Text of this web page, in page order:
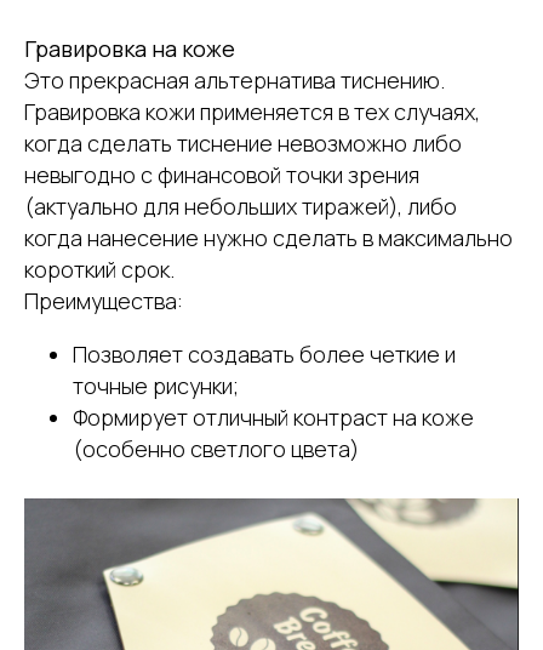
Гравировка на коже
Это прекрасная альтернатива тиснению.
Гравировка кожи применяется в тех случаях,
когда сделать тиснение невозможно либо
невыгодно с финансовой точки зрения
(актуально для небольших тиражей), либо
когда нанесение нужно сделать в максимально
короткий срок.
Преимущества:
Позволяет создавать более четкие и
точные рисунки;
Формирует отличный контраст на коже
(особенно светлого цвета)